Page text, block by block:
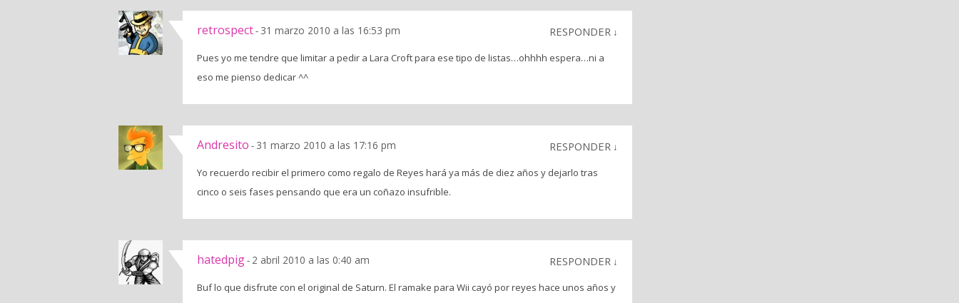
retrospect- 31 marzo 2010 a las 16:53 pm RESPONDER ↓
Pues yo me tendre que limitar a pedir a Lara Croft para ese tipo de listas…ohhhh espera…ni a
eso me pienso dedicar ^^
Andresito - 31 marzo 2010 a las 17:16 pm RESPONDER ↓
Yo recuerdo recibir el primero como regalo de Reyes hará ya más de diez años y dejarlo tras
cinco o seis fases pensando que era un coñazo insufrible.
hatedpig- 2 abril 2010 a las 0:40 am RESPONDER ↓
Buf lo que disfrute con el original de Saturn. El ramake para Wii cayó por reyes hace unos años y